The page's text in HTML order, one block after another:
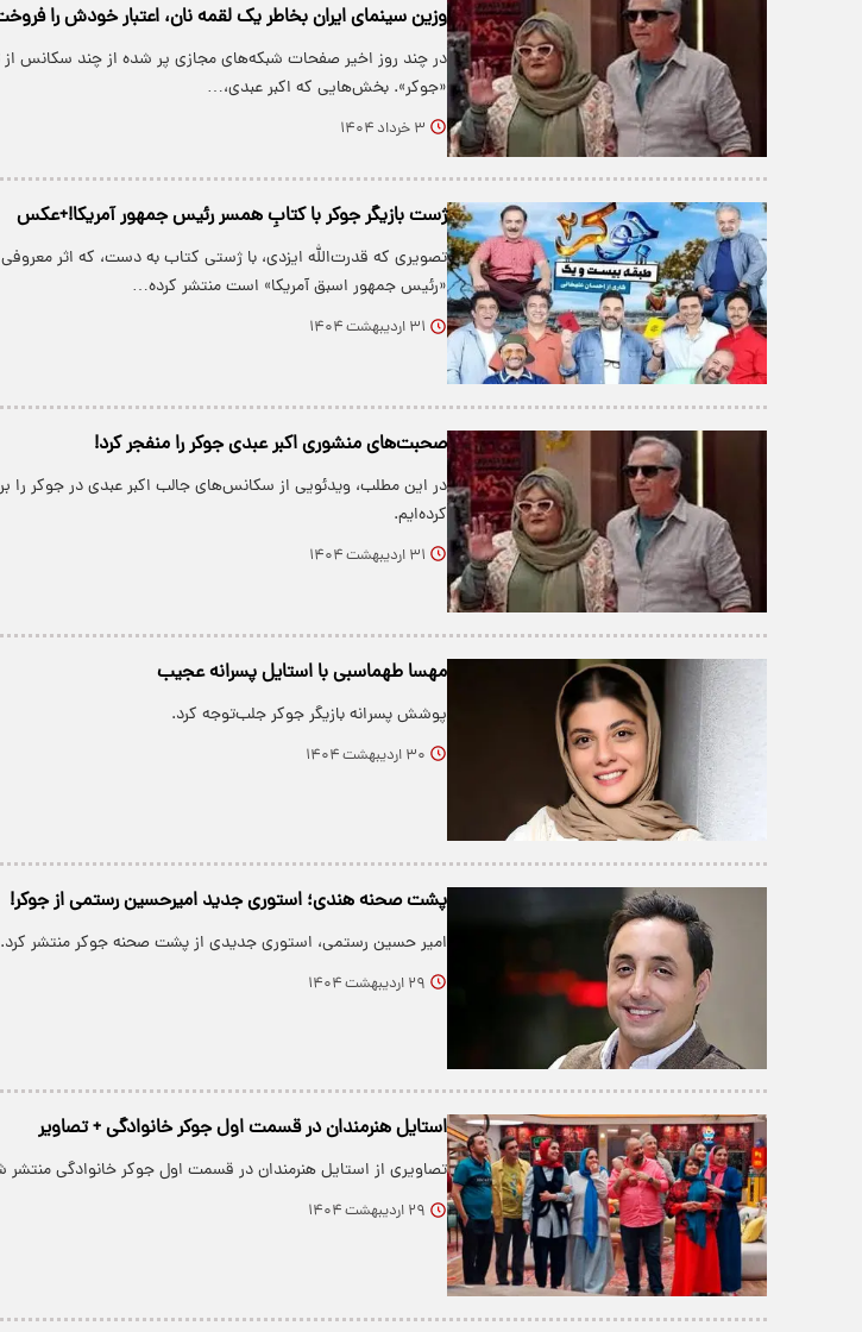
وزین سینمای ایران بخاطر یک لقمه نان، اعتبار خودش را
در چند روز اخیر صفحات شبکه‌های مجازی پر شده از چند سکانس از
«جوکر». بخش‌هایی که اکبر عبدی،…
۳ خرداد ۱۴۰۴
ژست بازیگر جوکر با کتابِ همسر رئیس جمهور آمریکا!+عکس
​تصویری که قدرت‌الله ایزدی، با ژستی کتاب به دست، که اثر معروفی
«رئیس جمهور اسبق آمریکا» است منتشر کرده…
۳۱ اردیبهشت ۱۴۰۴
صحبت‌های منشوری اکبر عبدی جوکر را منفجر کرد!
​در این مطلب، ویدئویی از سکانس‌های جالب اکبر عبدی در جوکر را
کرده‌ایم.
۳۱ اردیبهشت ۱۴۰۴
مهسا طهماسبی با استایل پسرانه عجیب
پوشش پسرانه بازیگر جوکر جلب‌توجه کرد.
۳۰ اردیبهشت ۱۴۰۴
پشت صحنه هندی؛ استوری جدید امیرحسین رستمی از جوکر!
امیر حسین رستمی، استوری جدیدی از پشت صحنه جوکر منتشر کرد.
۲۹ اردیبهشت ۱۴۰۴
استایل هنرمندان در قسمت اول جوکر خانوادگی + تصاویر
تصاویری از استایل هنرمندان در قسمت اول جوکر خانوادگی
۲۹ اردیبهشت ۱۴۰۴